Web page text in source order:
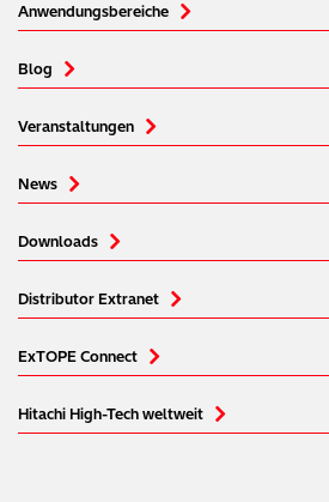
Anwendungsbereiche
Blog
Veranstaltungen
News
Downloads
Distributor Extranet
ExTOPE Connect
Hitachi High-Tech weltweit